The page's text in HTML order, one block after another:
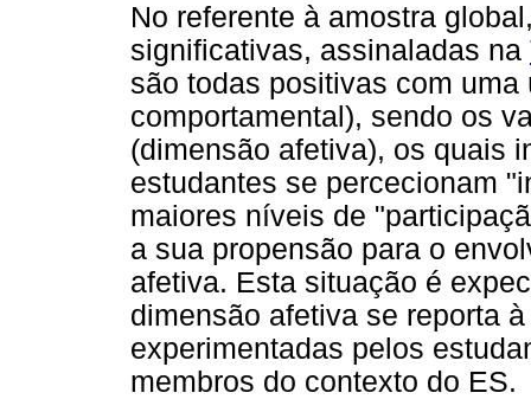
No referente à amostra
significativas, assinaladas na
são todas positivas com
comportamental), sendo os
(dimensão afetiva), os quais
estudantes se percecionam
maiores níveis de
a sua propensão para o
afetiva. Esta situação é
dimensão afetiva se reporta
experimentadas pelos
membros do contexto do ES.